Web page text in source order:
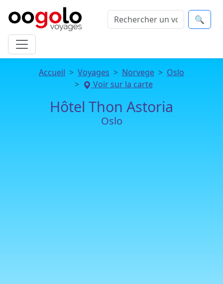
🔍
Accueil Voyages Norvege
Oslo
Voir sur la carte
Hôtel Thon Astoria
Oslo